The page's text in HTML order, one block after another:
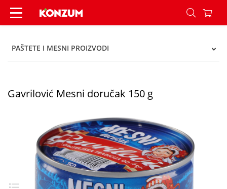
Gavrilović Mesni doručak 150 g - Konzum
PAŠTETE I MESNI PROIZVODI
Gavrilović Mesni doručak 150 g